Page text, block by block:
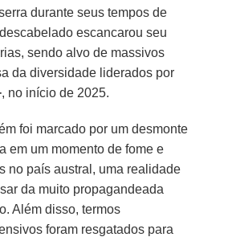
durante seus tempos de
escancarou seu
sendo alvo de massivos
da diversidade liderados por
, no início de 2025.
foi marcado por um desmonte
em um momento de fome e
no país austral, uma realidade
da muito propagandeada
Além disso, termos
foram resgatados para